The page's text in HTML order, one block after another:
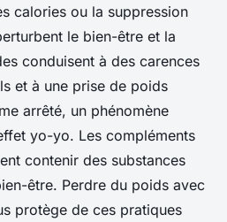
calories ou la suppression
le bien-être et la
conduisent à des carences
et à une prise de poids
arrêté, un phénomène
yo-yo. Les compléments
contenir des substances
être. Perdre du poids avec
protège de ces pratiques